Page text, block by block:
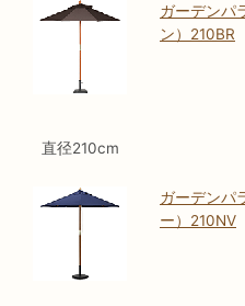
直径210cm
ガーデンパ
ン）210BR
ガーデンパ
ー）210NV